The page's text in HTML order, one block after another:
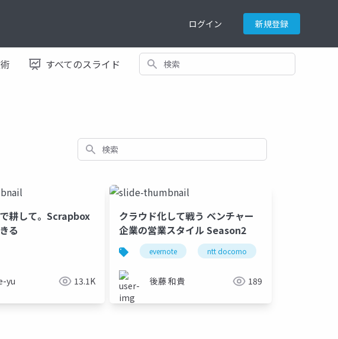
ログイン 新規登録
すべてのスライド 検索
検索
契約解除 競争入札 入札
耕して。Scrapbox
る
yu 13.1K
クラウド化して戦う ベンチャー
企業の営業スタイル Season2
evernote ntt docomo
後藤 和貴 189